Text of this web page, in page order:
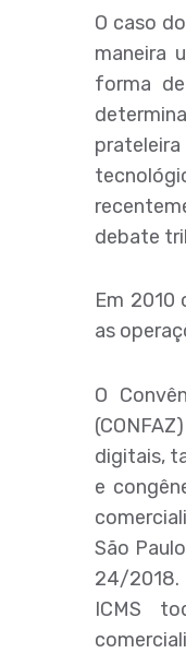
O caso
maneira
forma
debate
Em 2010
as
O
digitais,
e
São
24/2018.
ICMS